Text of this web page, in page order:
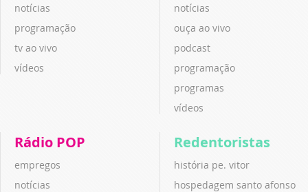
notícias
programação
tv ao vivo
vídeos
notícias
ouça ao vivo
podcast
programação
programas
vídeos
Rádio POP
empregos
notícias
Redentoristas
história pe. vitor
hospedagem santo afonso